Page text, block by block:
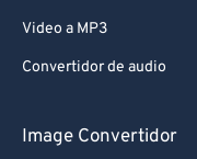
Video a MP3
Convertidor de audio
Image Convertidor